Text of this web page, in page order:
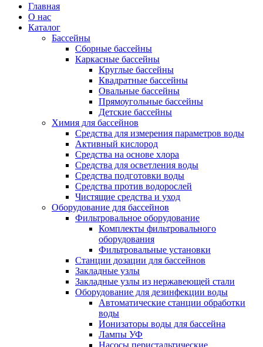
Главная
О нас
Каталог
Бассейны
Сборные бассейны
Каркасные бассейны
Круглые бассейны
Квадратные бассейны
Овальные бассейны
Прямоугольные бассейны
Детские бассейны
Химия для бассейнов
Средства для измерения параметров воды
Активный кислород
Средства на основе хлора
Средства для осветления воды
Средства подготовки воды
Средства против водорослей
Чистящие средства и уход
Оборудование для бассейнов
Фильтровальное оборудование
Комплекты фильтровального
оборудования
Фильтровальные установки
Станции дозации для бассейнов
Закладные узлы
Закладные узлы из нержавеющей стали
Оборудование для дезинфекции воды
Автоматические станции обработки
воды
Ионизаторы воды для бассейна
Лампы УФ
Насосы перистальтические